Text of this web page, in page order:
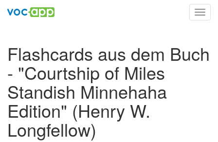
Flashcards aus dem Buch
- "Courtship of Miles
Standish Minnehaha
Edition" (Henry W.
Longfellow)